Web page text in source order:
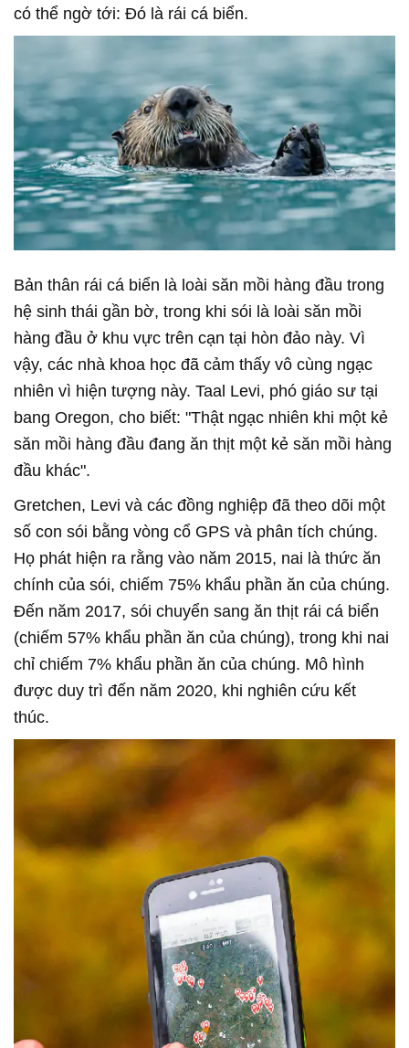
có thể ngờ tới: Đó là rái cá biển.
Bản thân rái cá biển là loài săn mồi hàng đầu trong
hệ sinh thái gần bờ, trong khi sói là loài săn mồi
hàng đầu ở khu vực trên cạn tại hòn đảo này. Vì
vậy, các nhà khoa học đã cảm thấy vô cùng ngạc
nhiên vì hiện tượng này. Taal Levi, phó giáo sư tại
bang Oregon, cho biết: "Thật ngạc nhiên khi một kẻ
săn mồi hàng đầu đang ăn thịt một kẻ săn mồi hàng
đầu khác".
Gretchen, Levi và các đồng nghiệp đã theo dõi một
số con sói bằng vòng cổ GPS và phân tích chúng.
Họ phát hiện ra rằng vào năm 2015, nai là thức ăn
chính của sói, chiếm 75% khẩu phần ăn của chúng.
Đến năm 2017, sói chuyển sang ăn thịt rái cá biển
(chiếm 57% khẩu phần ăn của chúng), trong khi nai
chỉ chiếm 7% khẩu phần ăn của chúng. Mô hình
được duy trì đến năm 2020, khi nghiên cứu kết
thúc.